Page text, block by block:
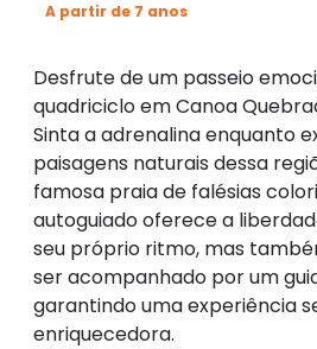
A partir de 7 anos
Desfrute de um passeio
quadriciclo em Canoa
Sinta a adrenalina enquanto
paisagens naturais dessa
famosa praia de falésias
autoguiado oferece a
seu próprio ritmo, mas
ser acompanhado por um
garantindo uma experiência
enriquecedora.